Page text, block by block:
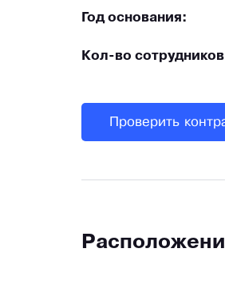
Год основания:
Кол-во
Проверить